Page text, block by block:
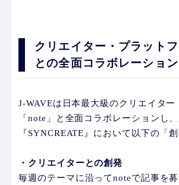
クリエイター・プラットフ
との全面コラボレーション
J-WAVEは日本最大級のクリエイター
「note」と全面コラボレーションし
『SYNCREATE』において以下の「
・クリエイターとの創発
毎週のテーマに沿ってnoteで記事を